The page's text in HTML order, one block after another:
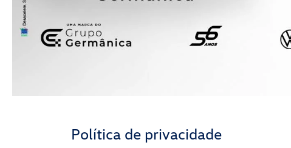
Política de privacidade